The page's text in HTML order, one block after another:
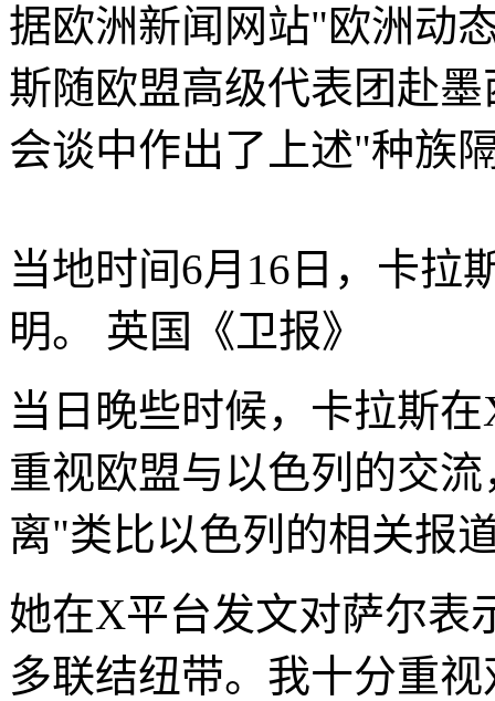
据欧洲新闻网站"欧洲动
斯随欧盟高级代表团赴
会谈中作出了上述"种族
当地时间6月16日，卡拉
明。 英国《卫报》
当日晚些时候，卡拉斯
重视欧盟与以色列的交
离"类比以色列的相关报
她在X平台发文对萨尔表
多联结纽带。我十分重